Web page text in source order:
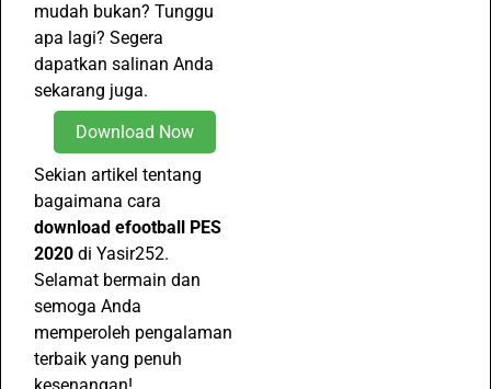
mudah bukan? Tunggu
apa lagi? Segera
dapatkan salinan Anda
sekarang juga.
Download Now
Sekian artikel tentang
bagaimana cara
download efootball PES
2020 di Yasir252.
Selamat bermain dan
semoga Anda
memperoleh pengalaman
terbaik yang penuh